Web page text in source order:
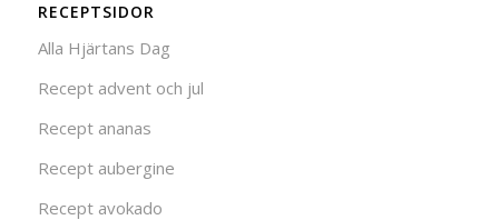
RECEPTSIDOR
Alla Hjärtans Dag
Recept advent och jul
Recept ananas
Recept aubergine
Recept avokado